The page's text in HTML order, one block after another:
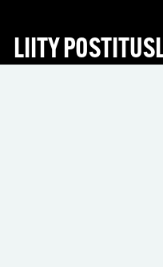
LIITY